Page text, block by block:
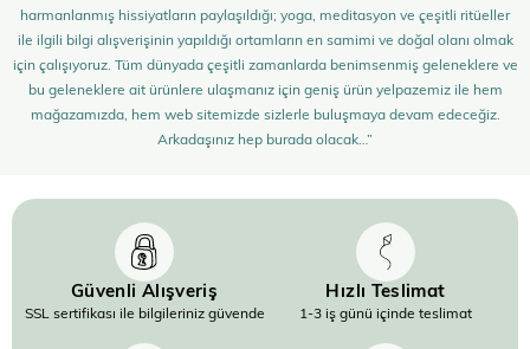
harmanlanmış hissiyatların paylaşıldığı; yoga, meditasyon ve çeşitli ritüeller
ile ilgili bilgi alışverişinin yapıldığı ortamların en samimi ve doğal olanı olmak
için çalışıyoruz. Tüm dünyada çeşitli zamanlarda benimsenmiş geleneklere ve
bu geleneklere ait ürünlere ulaşmanız için geniş ürün yelpazemiz ile hem
mağazamızda, hem web sitemizde sizlerle buluşmaya devam edeceğiz.
Arkadaşınız hep burada olacak…”
Güvenli Alışveriş
SSL sertifikası ile bilgileriniz güvende
Hızlı Teslimat
1-3 iş günü içinde teslimat